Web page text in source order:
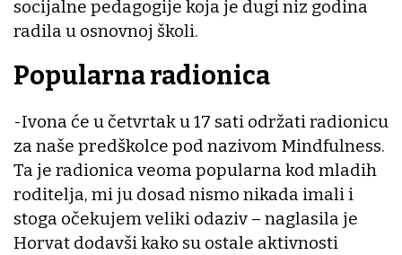
socijalne pedagogije koja je dugi niz godina
radila u osnovnoj školi.
Popularna radionica
-Ivona će u četvrtak u 17 sati održati radionicu
za naše predškolce pod nazivom Mindfulness.
Ta je radionica veoma popularna kod mladih
roditelja, mi ju dosad nismo nikada imali i
stoga očekujem veliki odaziv – naglasila je
Horvat dodavši kako su ostale aktivnosti